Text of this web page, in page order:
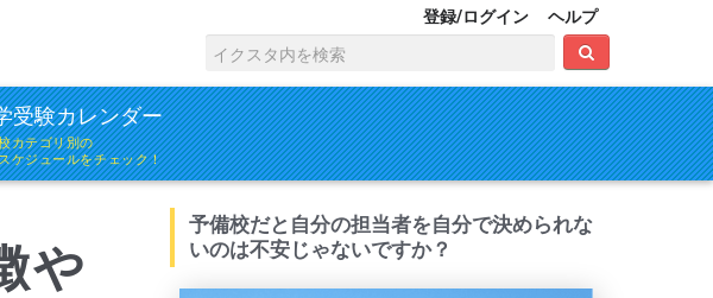
登録/ログイン ヘルプ
受験カレンダー
カテゴリ別の
ケジュールをチェック！
や
予備校だと自分の担当者を自分で決められな
いのは不安じゃないですか？